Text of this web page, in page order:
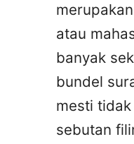
atau
banyak
bundel
mesti
sebutan